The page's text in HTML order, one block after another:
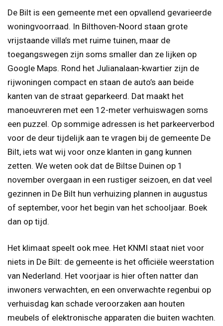
De Bilt is een gemeente met een opvallend gevarieerde
woningvoorraad. In Bilthoven-Noord staan grote
vrijstaande villa’s met ruime tuinen, maar de
toegangswegen zijn soms smaller dan ze lijken op
Google Maps. Rond het Julianalaan-kwartier zijn de
rijwoningen compact en staan de auto’s aan beide
kanten van de straat geparkeerd. Dat maakt het
manoeuvreren met een 12-meter verhuiswagen soms
een puzzel. Op sommige adressen is het parkeerverbod
voor de deur tijdelijk aan te vragen bij de gemeente De
Bilt, iets wat wij voor onze klanten in gang kunnen
zetten. We weten ook dat de Biltse Duinen op 1
november overgaan in een rustiger seizoen, en dat veel
gezinnen in De Bilt hun verhuizing plannen in augustus
of september, voor het begin van het schooljaar. Boek
dan op tijd.
Het klimaat speelt ook mee. Het KNMI staat niet voor
niets in De Bilt: de gemeente is het officiële weerstation
van Nederland. Het voorjaar is hier often natter dan
inwoners verwachten, en een onverwachte regenbui op
verhuisdag kan schade veroorzaken aan houten
meubels of elektronische apparaten die buiten wachten.